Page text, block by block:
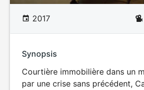
2017
Synopsis
Courtière immobilière dans un
par une crise sans précédent,